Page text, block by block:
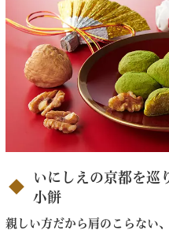
いにしえの京都を巡
小餅
親しい方だから肩のこらない